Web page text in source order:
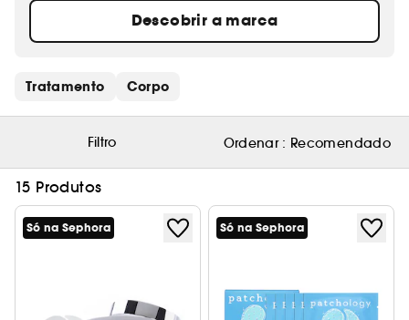
Descobrir a marca
Saltar os links rápidos
Tratamento Corpo
Filtro Ordenar : Recomendado
15 Produtos
Só na Sephora Só na Sephora